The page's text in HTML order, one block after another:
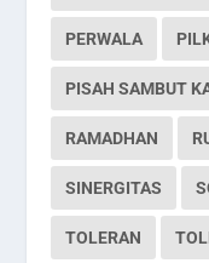
PERWALA
PISAH SAMBUT
RAMADHAN
SINERGITAS
TOLERAN